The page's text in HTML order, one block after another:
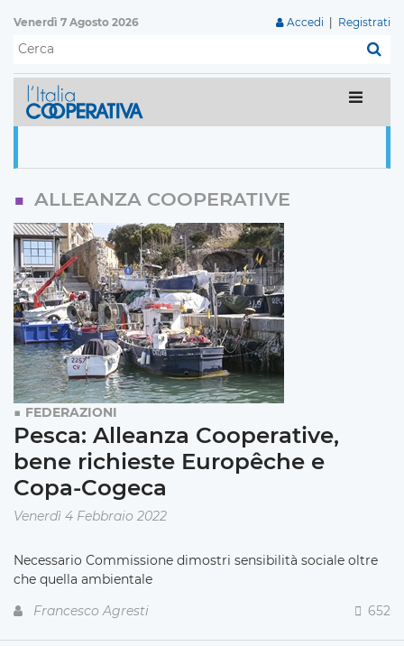
Venerdì 7 Agosto 2026 Accedi Registrati
ALLEANZA COOPERATIVE
FEDERAZIONI
Pesca: Alleanza Cooperative,
bene richieste Europêche e
Copa-Cogeca
Venerdì 4 Febbraio 2022
Necessario Commissione dimostri sensibilità sociale oltre
che quella ambientale
Francesco Agresti
652